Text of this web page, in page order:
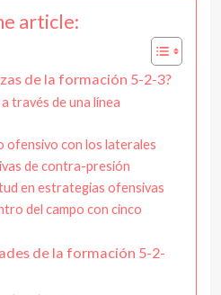
article:
de la formación 5-2-3?
través de una línea
ofensivo con los laterales
de contra-presión
en estrategias ofensivas
del campo con cinco
de la formación 5-2-